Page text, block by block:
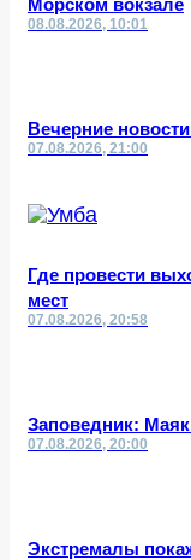
08.08.2026, 10:01
Вечерние новости
07.08.2026, 21:00
Где провести
мест
07.08.2026, 20:58
Заповедник:
07.08.2026, 20:00
Экстремалы